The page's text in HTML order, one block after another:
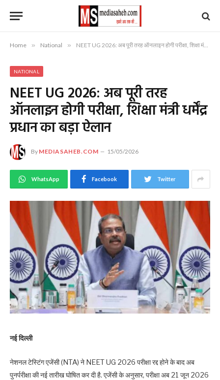
Home » National » NEET UG 2026: अब पूरी तरह ऑनलाइन होगी परीक्षा, शिक्षा मंत्री धर्मेंद्र प्रधान का बड़ा ऐलान
NATIONAL
NEET UG 2026: अब पूरी तरह
ऑनलाइन होगी परीक्षा, शिक्षा मंत्री धर्मेंद्र
प्रधान का बड़ा ऐलान
By MEDIASAHEB.COM 15/05/2026
WhatsApp Facebook Twitter
नई दिल्ली
नेशनल टेस्टिंग एजेंसी (NTA) ने NEET UG 2026 परीक्षा रद्द होने के बाद अब
पुनर्परीक्षा की नई तारीख घोषित कर दी है. एजेंसी के अनुसार, परीक्षा अब 21 जून 2026